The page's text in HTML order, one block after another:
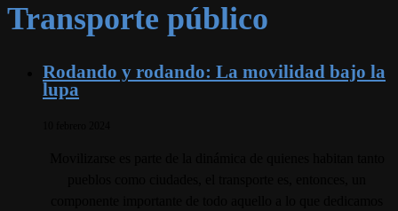
Transporte público
Rodando y rodando: La movilidad bajo la
lupa